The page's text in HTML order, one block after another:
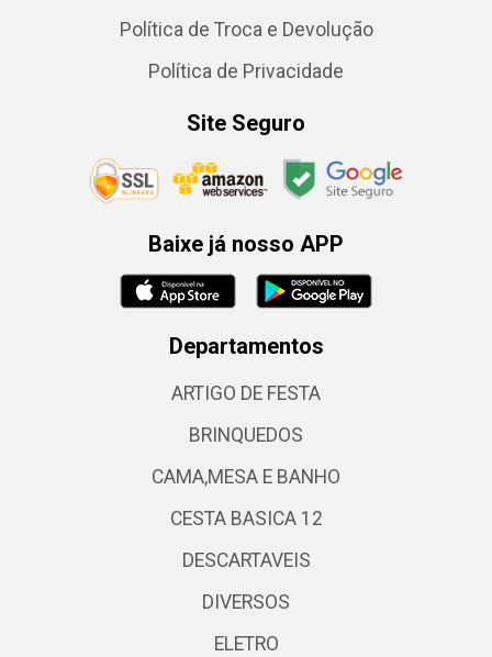
Política de Troca e Devolução
Política de Privacidade
Site Seguro
Baixe já nosso APP
Departamentos
ARTIGO DE FESTA
BRINQUEDOS
CAMA,MESA E BANHO
CESTA BASICA 12
DESCARTAVEIS
DIVERSOS
ELETRO